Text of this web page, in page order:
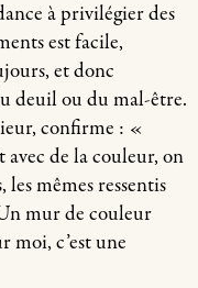
à privilégier des
est facile,
et donc
deuil ou du mal-être.
confirme : «
de la couleur, on
mêmes ressentis
mur de couleur
moi, c’est une